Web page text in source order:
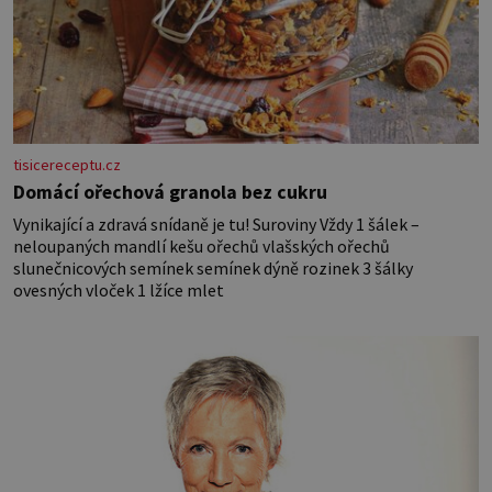
tisicereceptu.cz
Domácí ořechová granola bez cukru
Vynikající a zdravá snídaně je tu! Suroviny Vždy 1 šálek –
neloupaných mandlí kešu ořechů vlašských ořechů
slunečnicových semínek semínek dýně rozinek 3 šálky
ovesných vloček 1 lžíce mlet